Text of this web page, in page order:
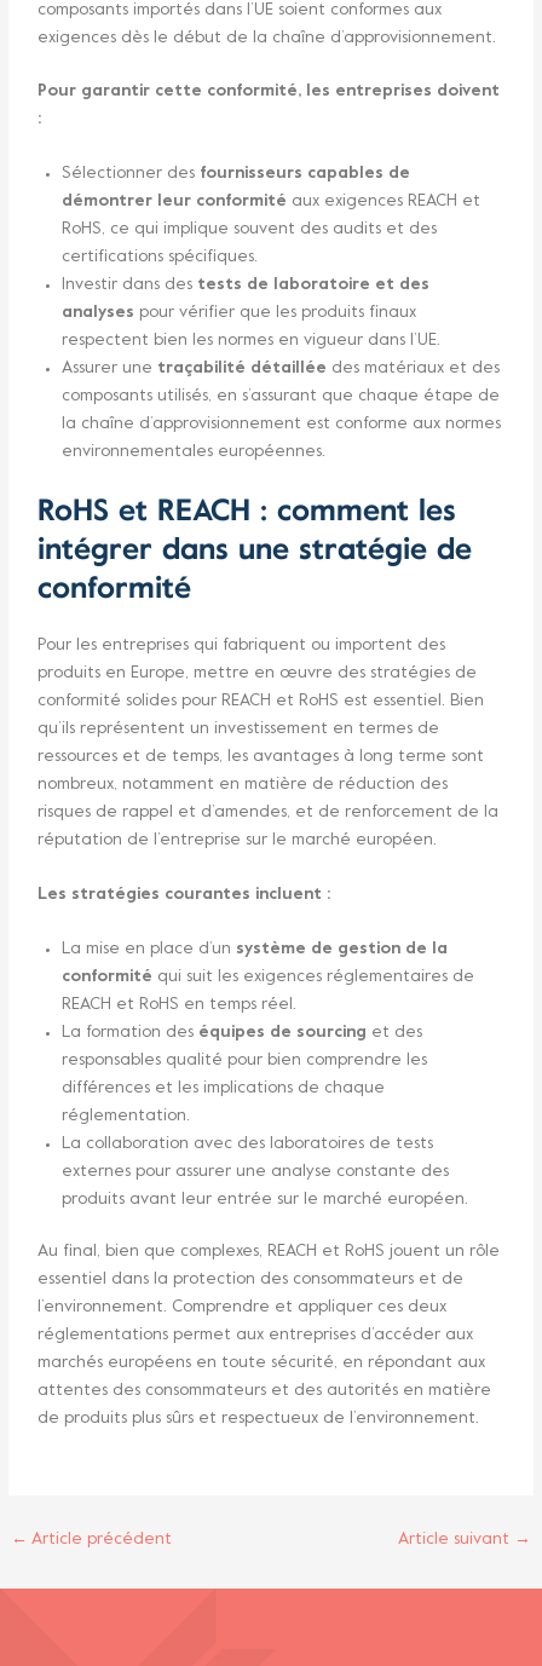
composants importés dans l’UE soient conformes aux
exigences dès le début de la chaîne d’approvisionnement.
Pour garantir cette conformité, les entreprises doivent
:
Sélectionner des fournisseurs capables de
démontrer leur conformité aux exigences REACH et
RoHS, ce qui implique souvent des audits et des
certifications spécifiques.
Investir dans des tests de laboratoire et des
analyses pour vérifier que les produits finaux
respectent bien les normes en vigueur dans l’UE.
Assurer une traçabilité détaillée des matériaux et des
composants utilisés, en s’assurant que chaque étape de
la chaîne d’approvisionnement est conforme aux normes
environnementales européennes.
RoHS et REACH : comment les
intégrer dans une stratégie de
conformité
Pour les entreprises qui fabriquent ou importent des
produits en Europe, mettre en œuvre des stratégies de
conformité solides pour REACH et RoHS est essentiel. Bien
qu’ils représentent un investissement en termes de
ressources et de temps, les avantages à long terme sont
nombreux, notamment en matière de réduction des
risques de rappel et d’amendes, et de renforcement de la
réputation de l’entreprise sur le marché européen.
Les stratégies courantes incluent :
La mise en place d’un système de gestion de la
conformité qui suit les exigences réglementaires de
REACH et RoHS en temps réel.
La formation des équipes de sourcing et des
responsables qualité pour bien comprendre les
différences et les implications de chaque
réglementation.
La collaboration avec des laboratoires de tests
externes pour assurer une analyse constante des
produits avant leur entrée sur le marché européen.
Au final, bien que complexes, REACH et RoHS jouent un rôle
essentiel dans la protection des consommateurs et de
l’environnement. Comprendre et appliquer ces deux
réglementations permet aux entreprises d’accéder aux
marchés européens en toute sécurité, en répondant aux
attentes des consommateurs et des autorités en matière
de produits plus sûrs et respectueux de l’environnement.
← Article précédent Article suivant →